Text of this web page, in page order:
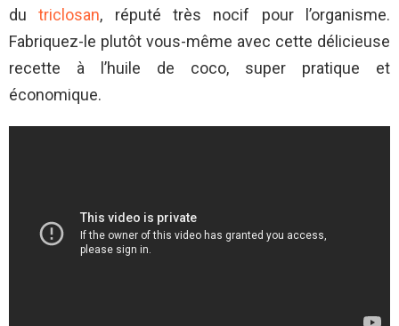
dutriclosan, réputé très nocif pour l’organisme.
Fabriquez-le plutôt vous-même avec cette délicieuse
recette à l’huile de coco, super pratique et
économique.